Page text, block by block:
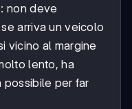
non deve
arriva un veicolo
vicino al margine
lento, ha
possibile per far